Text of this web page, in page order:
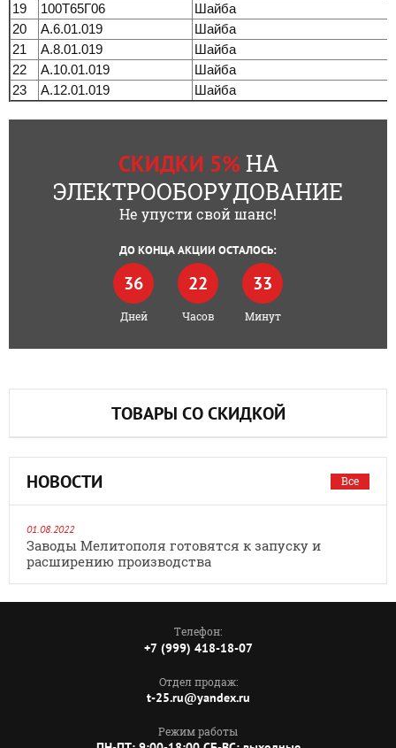
19
100Т65Г06
Шайба
20
А.6.01.019
Шайба
21
А.8.01.019
Шайба
22
А.10.01.019
Шайба
23
А.12.01.019 Шайба
СКИДКИ 5%НА
ЭЛЕКТРООБОРУДОВАНИЕ
Не упусти свой шанс!
ДО КОНЦА АКЦИИ ОСТАЛОСЬ:
36
Дней
22
Часов
33
Минут
ТОВАРЫ СО СКИДКОЙ
НОВОСТИ Все
01.08.2022
Заводы Мелитополя готовятся к запуску и
расширению производства
Телефон:
+7 (999) 418-18-07
Отдел продаж:
t-25.ru@yandex.ru
Режим работы